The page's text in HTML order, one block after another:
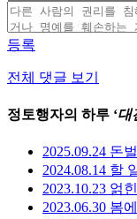
등록
전체 댓글 보기
정토행자의 하루 ‘대
2025.09.24 돈
2024.08.14 할
2023.10.23 얽
2023.06.30 봄